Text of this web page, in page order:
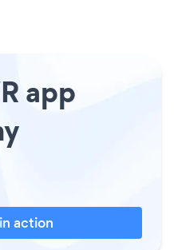
app
action